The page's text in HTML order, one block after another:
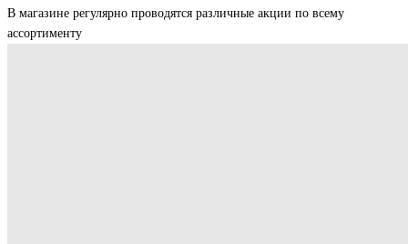
В магазине регулярно проводятся различные акции по всему
ассортименту